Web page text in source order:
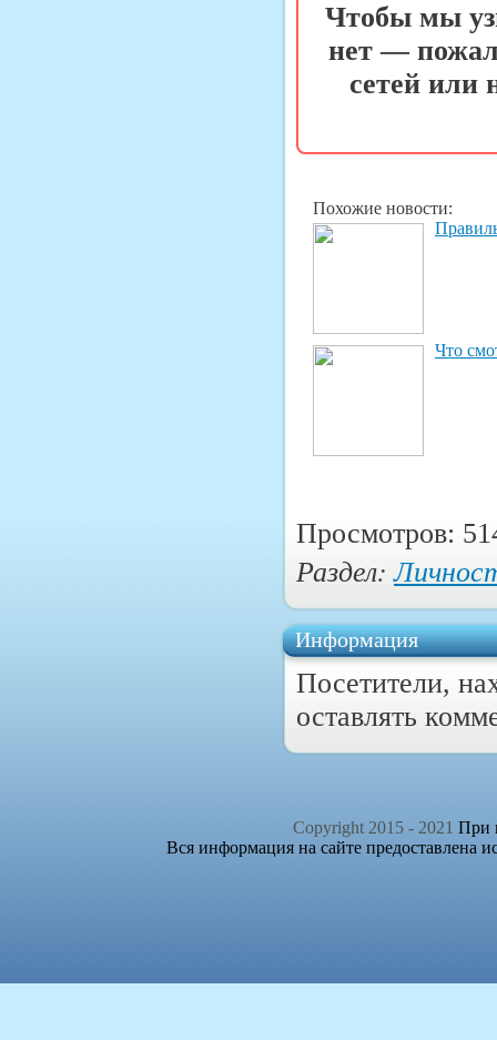
Чтобы мы
нет —
сетей или
Похожие новости:
Что
Просмотров:
Раздел:
Информация
Посетители,
оставлять
Copyright 2015 - 2021 При
Вся информация на сайте предоставлена